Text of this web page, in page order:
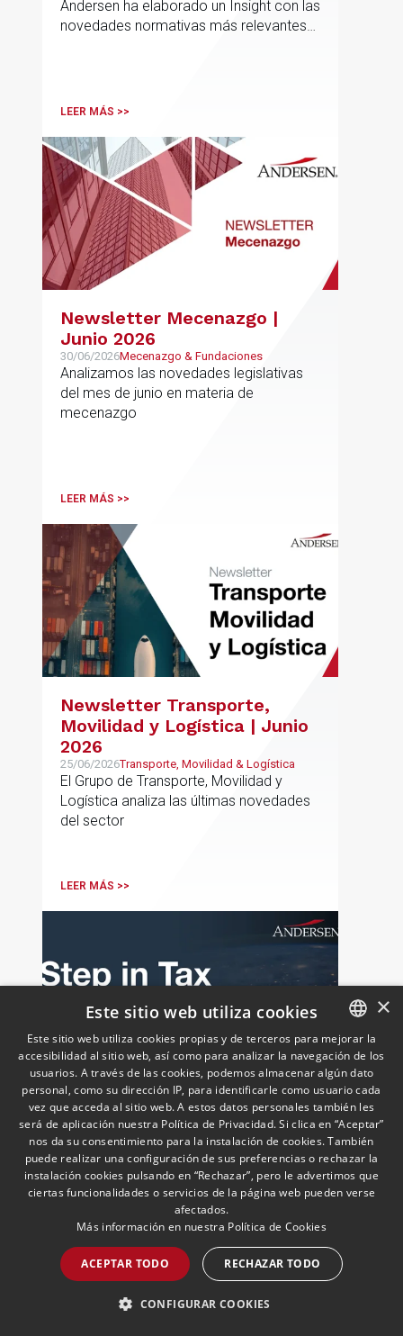
Andersen ha elaborado un Insight con las
novedades normativas más relevantes
LEER MÁS >>
Newsletter Mecenazgo |
Junio 2026
30/06/2026Mecenazgo & Fundaciones
Analizamos las novedades legislativas
del mes de junio en materia de
mecenazgo
LEER MÁS >>
Newsletter Transporte,
Movilidad y Logística | Junio
2026
25/06/2026Transporte, Movilidad & Logística
El Grupo de Transporte, Movilidad y
Logística analiza las últimas novedades
del sector
LEER MÁS >>
European Newsletter: Step
in Tax
23/06/2026 Fiscal
La práctica europea de Fiscal de
Andersen lanza la tercera edición del
boletín trimestral "Step in Tax" (la
segunda edición de 2026) con las
últimas novedades, avances y opiniones
de expertos sobre cuestiones fiscales
internacionales de la UE
LEER MÁS >>
SPANISH
ENGLISH
PORTUGUESE
×
Este sitio web utiliza cookies
Este sitio web utiliza cookies propias y de terceros para mejorar la
accesibilidad al sitio web, así como para analizar la navegación de los
usuarios. A través de las cookies, podemos almacenar algún dato
personal, como su dirección IP, para identificarle como usuario cada
vez que acceda al sitio web. A estos datos personales también les
será de aplicación nuestra Política de Privacidad. Si clica en “Aceptar”
nos da su consentimiento para la instalación de cookies. También
puede realizar una configuración de sus preferencias o rechazar la
instalación cookies pulsando en “Rechazar”, pero le advertimos que
ciertas funcionalidades o servicios de la página web pueden verse
afectados.
Más información en nuestra Política de Cookies
ACEPTAR TODO RECHAZAR TODO
CONFIGURAR COOKIES